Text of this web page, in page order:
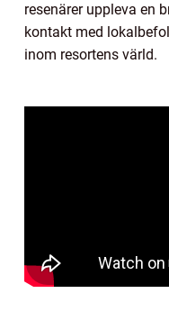
resenärer uppleva en
kontakt med
inom resortens värld.